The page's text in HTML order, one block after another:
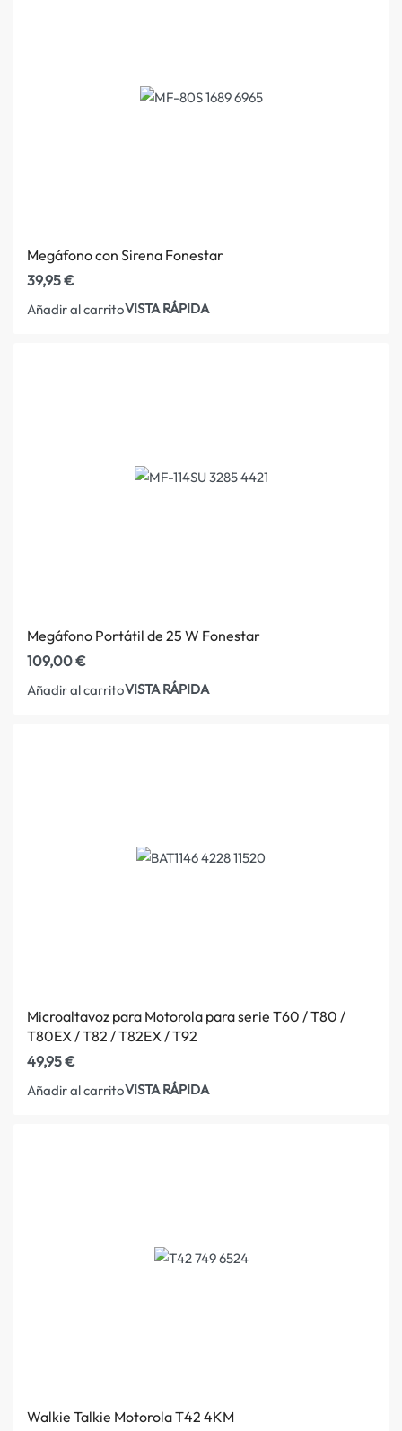
Megáfono con Sirena Fonestar
39,95€
Añadir al carritoVISTA RÁPIDA
Megáfono Portátil de 25 W Fonestar
109,00€
Añadir al carritoVISTA RÁPIDA
Microaltavoz para Motorola para serie T60 / T80 /
T80EX / T82 / T82EX / T92
49,95€
Añadir al carritoVISTA RÁPIDA
Walkie Talkie Motorola T42 4KM